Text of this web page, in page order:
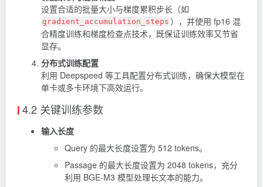
设置合适的批量大小与梯度累积步长（如
gradient_accumulation_steps ），并使用 fp16 混
合精度训练和梯度检查点技术，既保证训练效率又节省
显存。
分布式训练配置
利用 Deepspeed 等工具配置分布式训练，确保大模型在
单卡或多卡环境下高效运行。
4.2 关键训练参数
输入长度
Query 的最大长度设置为 512 tokens。
Passage 的最大长度设置为 2048 tokens，充分
利用 BGE‑M3 模型处理长文本的能力。